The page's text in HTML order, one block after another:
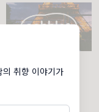
취향 이야기가